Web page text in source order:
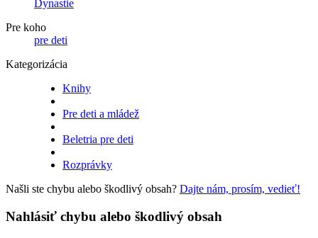
Dynastie
Pre koho
pre deti
Kategorizácia
Knihy
Pre deti a mládež
Beletria pre deti
Rozprávky
Našli ste chybu alebo škodlivý obsah? Dajte nám, prosím, vedieť!
Nahlásiť chybu alebo škodlivý obsah